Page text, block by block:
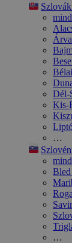
Árva
Dél-
Kis-
…
Bled
…